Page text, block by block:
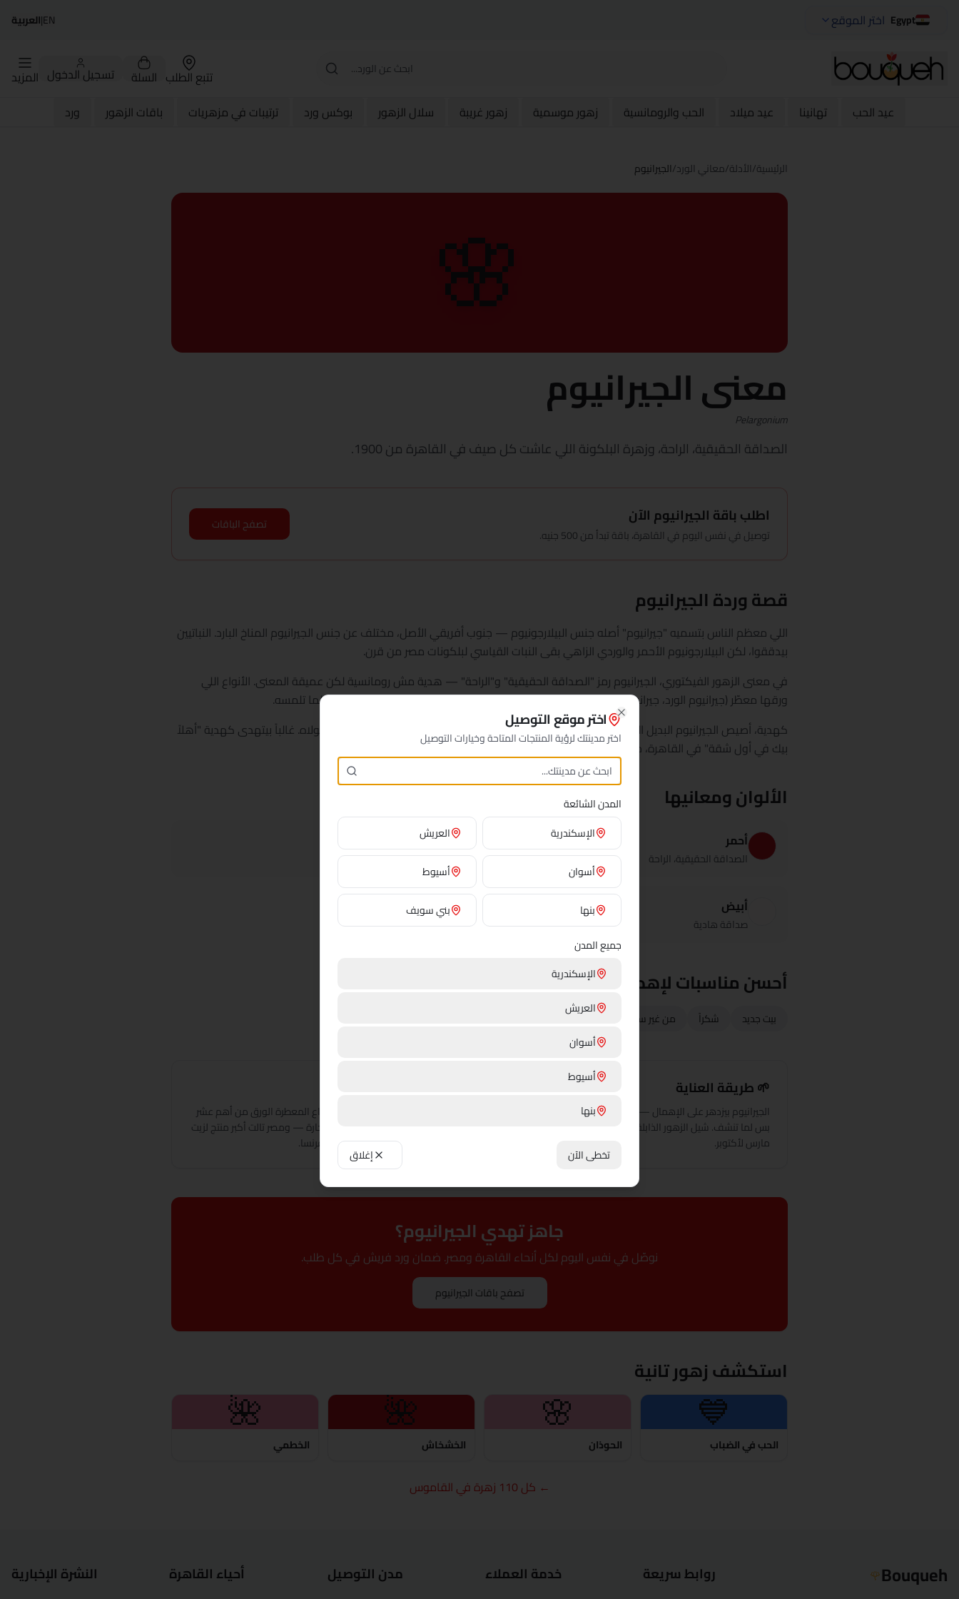
Egypt اختر الموقع EN
|العربية
تتبع الطلب السلة تسجيل الدخول المزيد
ورد
باقات الزهور ترتيبات في مزهريات بوكس ورد سلال الزهور زهور غريبة زهور موسمية الحب والرومانسية عيد ميلاد تهانينا عيد الحب
الرئيسية/ الأدلة/معاني الورد/الجيرانيوم
🌸
معنى الجيرانيوم
Pelargonium
الصداقة الحقيقية، الراحة، وزهرة البلكونة اللي عاشت كل صيف في القاهرة من 1900.
اطلب باقة الجيرانيوم الآن
توصيل في نفس اليوم في القاهرة، باقة تبدأ من 500 جنيه.
تصفح الباقات
قصة وردة الجيرانيوم
اللي معظم الناس بتسميه "جيرانيوم" أصله جنس البيلارجونيوم — جنوب أفريقي الأصل، مختلف عن جنس الجيرانيوم المناخ البارد. النباتيين
بيدققوا، لكن البيلارجونيوم الأحمر والوردي الزاهي بقى النبات القياسي لبلكونات مصر من قرن.
في معنى الزهور الفيكتوري، الجيرانيوم رمز "الصداقة الحقيقية" و"الراحة" — هدية مش رومانسية لكن عميقة المعنى. الأنواع اللي
ورقها معطّر (جيرانيوم الورد، جيرانيوم الليمون) بيشيلوا نفس المعنى مع بُعد إضافي: ورقهم بيطلع عطر لما تلمسه.
كهدية، أصيص الجيرانيوم البديل العملي للزهور المقطوعة — هيزهر 3–4 شهور وهيعيش مع أي حد بيتولاه. غالباً بيتهدى كهدية "أهلاً
بيك في أول شقة" في القاهرة، حيث ممكن يتحمل شمس الصيف القاسية من غير ما يكش.
الألوان ومعانيها
أحمر
الصداقة الحقيقية، الراحة
وردي
محبة لطيفة، دعم
أبيض
صداقة هادية
أحسن مناسبات لإهدائها
بيت جديد شكراً من غير سبب سلامتك
🌱 طريقة العناية
الجيرانيوم بيزدهر على الإهمال — شمس كاملة، تربة رملية، وري
بس لما تنشف. شيل الزهور الذابلة كل أسبوع والنبات هيزهر من
مارس لأكتوبر.
زيت الجيرانيوم اللي بيتقطر من الأنواع المعطرة الورق من أهم عشر
زيوت عطرية بتستخدم في عطور التجارة — ومصر تالت أكبر منتج لزيت
الجيرانيوم في العالم، بعد الصين وفرنسا.
جاهز تهدي الجيرانيوم؟
نوصّل في نفس اليوم لكل أنحاء القاهرة ومصر. ضمان ورد فريش في كل طلب.
تصفح باقات الجيرانيوم
استكشف زهور تانية
💙
الحب في الضباب
🌸
الحوذان
🌺
الخشخاش
🌺
الخطمي
← كل 110 زهرة في القاموس
Bouqueh
🌹
روابط سريعة خدمة العملاء مدن التوصيل أحياء القاهرة النشرة الإخبارية
اختر موقع التوصيل
اختر مدينتك لرؤية المنتجات المتاحة وخيارات التوصيل
المدن الشائعة
الإسكندرية
العريش
أسوان أسيوط
بنها
بني سويف
جميع المدن
الإسكندرية
العريش
أسوان
أسيوط
بنها
الإسماعيلية
كفر الشيخ
تخطى الآن إغلاق
Close